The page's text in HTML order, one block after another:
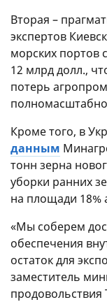
Вторая –
экспертов
морских портов
12 млрд долл.,
потерь
Кроме того, в
данным
тонн зерна
уборки ранних
на площади 18%
«Мы соберем
обеспечения
остаток для
заместитель
продовольствия